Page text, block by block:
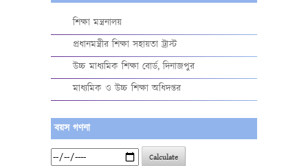
শিক্ষা মন্ত্রনালয়
প্রধানমন্ত্রীর শিক্ষা সহায়তা ট্রাস্ট
উচ্চ মাধ্যমিক শিক্ষা বোর্ড, দিনাজপুর
মাধ্যমিক ও উচ্চ শিক্ষা অধিদপ্তর
বয়স গণনা
Calculate